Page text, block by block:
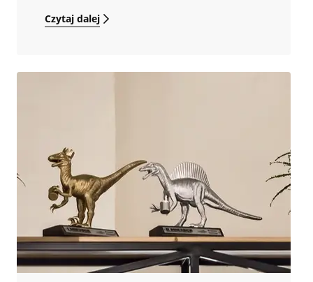
w naszej ofercie, to także możliwość poznania
Czytaj dalej